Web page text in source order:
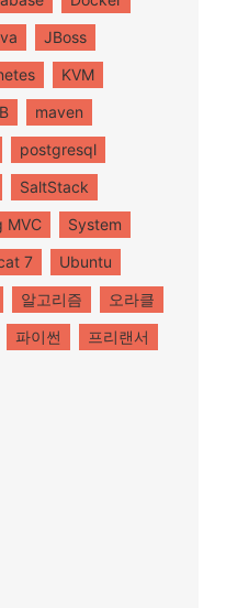
JBoss
KVM
maven
postgresql
SaltStack
MVC
System
7
Ubuntu
알고리즘
오라클
파이썬 프리랜서